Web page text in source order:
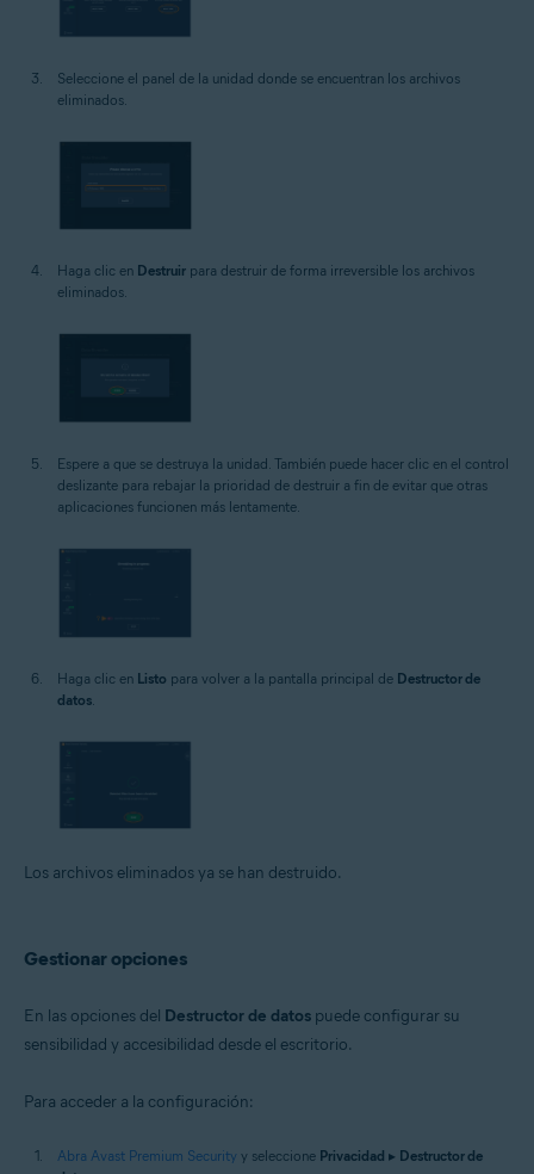
Seleccione el panel de la unidad donde se encuentran los archivos
eliminados.
Haga clic en Destruir para destruir de forma irreversible los archivos
eliminados.
Espere a que se destruya la unidad. También puede hacer clic en el control
deslizante para rebajar la prioridad de destruir a fin de evitar que otras
aplicaciones funcionen más lentamente.
Haga clic en Listo para volver a la pantalla principal de Destructor de
datos
Los archivos eliminados ya se han destruido.
Gestionar opciones
En las opciones del Destructor de datos puede configurar su
sensibilidad y accesibilidad desde el escritorio.
Para acceder a la configuración:
Abra Avast Premium Security y seleccione Privacidad ▸ Destructor de